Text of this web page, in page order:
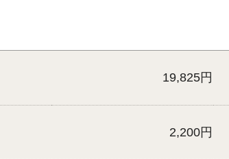
19,825円
2,200円